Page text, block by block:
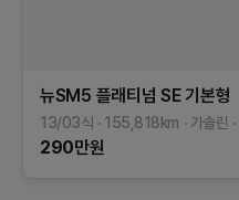
뉴SM5 플래티넘 SE기본형
13/03식 155,818km 가솔린
290만원